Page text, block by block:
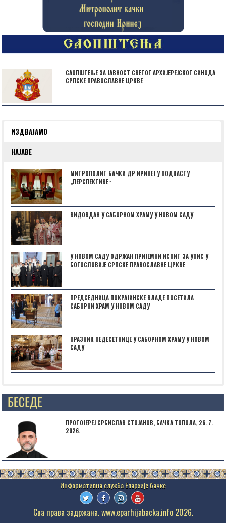
САОПШТЕЊЕ ЗА ЈАВНОСТ СВЕТОГ АРХИЈЕРЕЈСКОГ СИНОДА
СРПСКЕ ПРАВОСЛАВНЕ ЦРКВЕ
ИЗДВАЈАМО
НАЈАВЕ
МИТРОПОЛИТ БАЧКИ ДР ИРИНЕЈ У ПОДКАСТУ
„ПЕРСПЕКТИВЕˮ
ВИДОВДАН У САБОРНОМ ХРАМУ У НОВОМ САДУ
У НОВОМ САДУ ОДРЖАН ПРИЈЕМНИ ИСПИТ ЗА УПИС У
БОГОСЛОВИЈЕ СРПСКЕ ПРАВОСЛАВНЕ ЦРКВЕ
ПРЕДСЕДНИЦА ПОКРАЈИНСКЕ ВЛАДЕ ПОСЕТИЛА
САБОРНИ ХРАМ У НОВОМ САДУ
ПРАЗНИК ПЕДЕСЕТНИЦЕ У САБОРНОМ ХРАМУ У НОВОМ
САДУ
Posts not found
ПРОТОЈЕРЕЈ СРБИСЛАВ СТОЈАНОВ, БАЧКА ТОПОЛА, 26. 7.
2026.
Сва права задржана. www.eparhijabacka.info 2026.